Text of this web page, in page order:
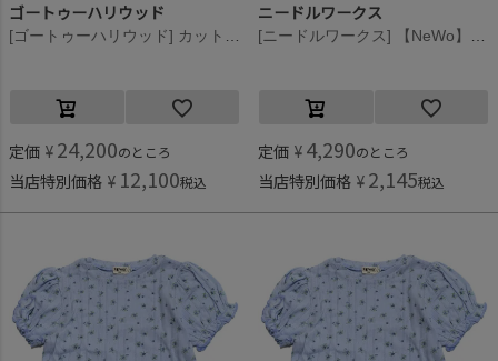
ゴートゥーハリウッド
定価 ¥ 24,200のところ
当店特別価格 ¥ 12,100税込
ニードルワークス
定価 ¥ 4,290のところ
当店特別価格 ¥ 2,145税込